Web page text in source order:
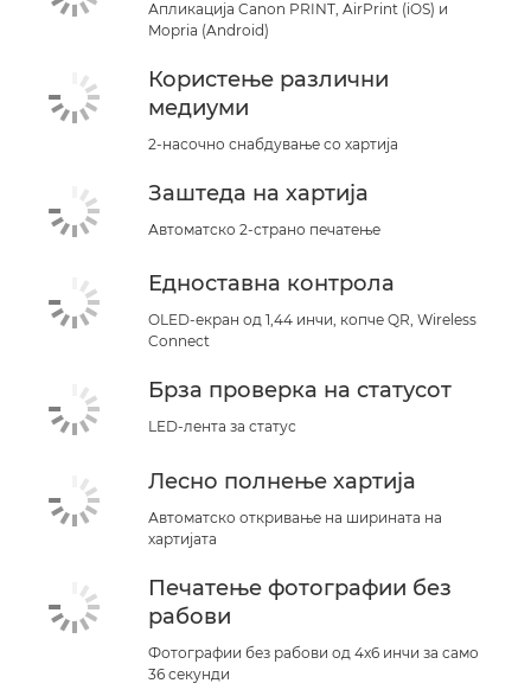
Апликација Canon PRINT, AirPrint (iOS) и
Mopria (Android)
Користење различни
медиуми
2-насочно снабдување со хартија
Заштеда на хартија
Автоматско 2-страно печатење
Едноставна контрола
OLED-екран од 1,44 инчи, копче QR, Wireless
Connect
Брза проверка на статусот
LED-лента за статус
Лесно полнење хартија
Автоматско откривање на ширината на
хартијата
Печатење фотографии без
рабови
Фотографии без рабови од 4x6 инчи за само
36 секунди